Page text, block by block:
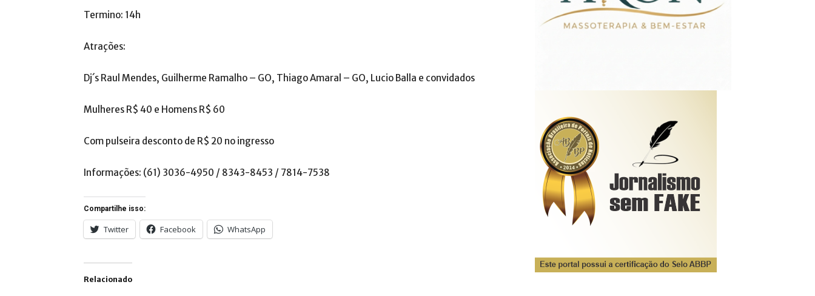
Termino: 14h
Atrações:
Dj´s Raul Mendes, Guilherme Ramalho – GO, Thiago Amaral – GO, Lucio Balla e convidados
Mulheres R$ 40 e Homens R$ 60
Com pulseira desconto de R$ 20 no ingresso
Informações: (61) 3036-4950 / 8343-8453 / 7814-7538
Compartilhe isso:
Twitter Facebook WhatsApp
Relacionado